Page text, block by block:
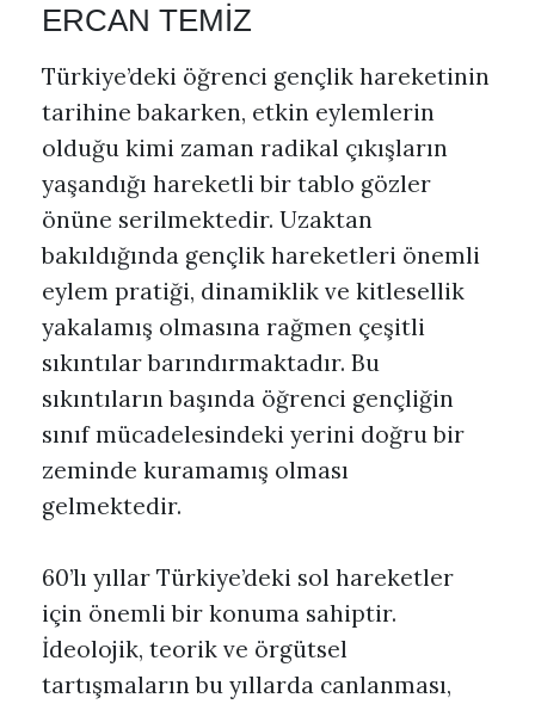
ERCAN TEMİZ
Türkiye’deki öğrenci gençlik hareketinin
tarihine bakarken, etkin eylemlerin
olduğu kimi zaman radikal çıkışların
yaşandığı hareketli bir tablo gözler
önüne serilmektedir. Uzaktan
bakıldığında gençlik hareketleri önemli
eylem pratiği, dinamiklik ve kitlesellik
yakalamış olmasına rağmen çeşitli
sıkıntılar barındırmaktadır. Bu
sıkıntıların başında öğrenci gençliğin
sınıf mücadelesindeki yerini doğru bir
zeminde kuramamış olması
gelmektedir.
60’lı yıllar Türkiye’deki sol hareketler
için önemli bir konuma sahiptir.
İdeolojik, teorik ve örgütsel
tartışmaların bu yıllarda canlanması,